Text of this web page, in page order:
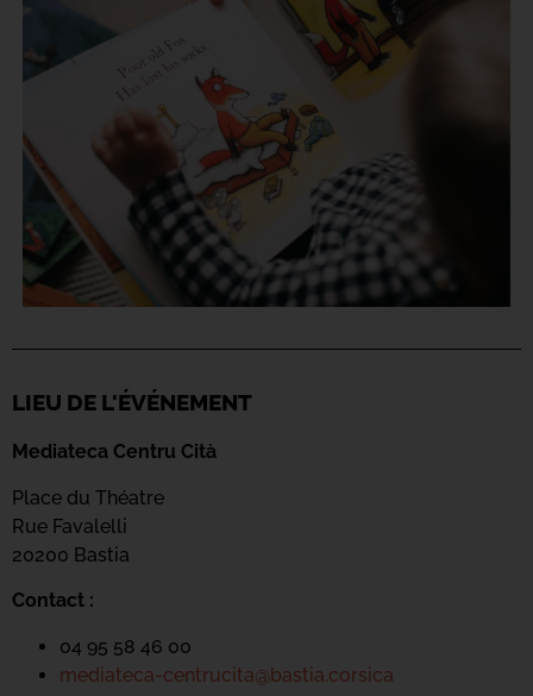
LIEU DE L'ÉVÉNEMENT
Mediateca Centru Cità
Place du Théatre
Rue Favalelli
20200 Bastia
Contact :
04 95 58 46 00
mediateca-centrucita@bastia.corsica